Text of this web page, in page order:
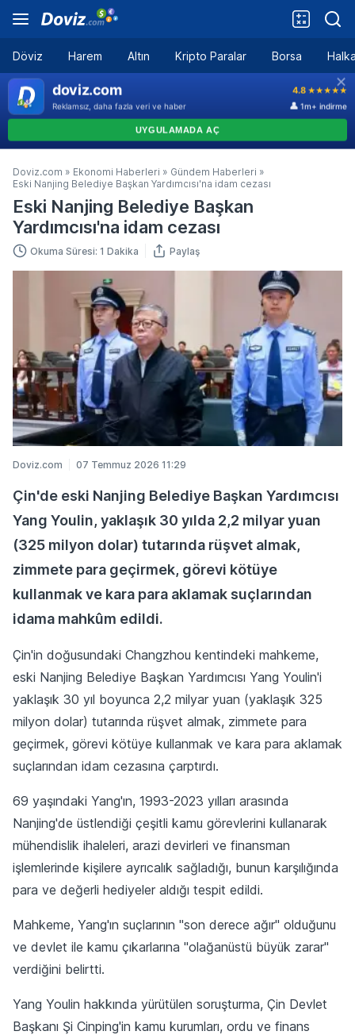
Döviz Harem Altın Kripto Paralar Borsa
Doviz.com » Ekonomi Haberleri » Gündem Haberleri »
Eski Nanjing Belediye Başkan Yardımcısı'na idam cezası
Eski Nanjing Belediye Başkan
Yardımcısı'na idam cezası
Okuma Süresi: 1 Dakika Paylaş
Doviz.com 07 Temmuz 2026 11:29
Çin'de eski Nanjing Belediye Başkan Yardımcısı
Yang Youlin, yaklaşık 30 yılda 2,2 milyar yuan
(325 milyon dolar) tutarında rüşvet almak,
zimmete para geçirmek, görevi kötüye
kullanmak ve kara para aklamak suçlarından
idama mahkûm edildi.
Çin'in doğusundaki Changzhou kentindeki mahkeme,
eski Nanjing Belediye Başkan Yardımcısı Yang Youlin'i
yaklaşık 30 yıl boyunca 2,2 milyar yuan (yaklaşık 325
milyon dolar) tutarında rüşvet almak, zimmete para
geçirmek, görevi kötüye kullanmak ve kara para aklamak
suçlarından idam cezasına çarptırdı.
69 yaşındaki Yang'ın, 1993-2023 yılları arasında
Nanjing'de üstlendiği çeşitli kamu görevlerini kullanarak
mühendislik ihaleleri, arazi devirleri ve finansman
işlemlerinde kişilere ayrıcalık sağladığı, bunun karşılığında
para ve değerli hediyeler aldığı tespit edildi.
Mahkeme, Yang'ın suçlarının "son derece ağır" olduğunu
ve devlet ile kamu çıkarlarına "olağanüstü büyük zarar"
verdiğini belirtti.
Yang Youlin hakkında yürütülen soruşturma, Çin Devlet
Başkanı Şi Cinping'in kamu kurumları, ordu ve finans